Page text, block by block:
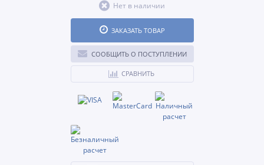
Нет в наличии
ЗАКАЗАТЬ ТОВАР
СООБЩИТЬ О ПОСТУПЛЕНИИ
СРАВНИТЬ